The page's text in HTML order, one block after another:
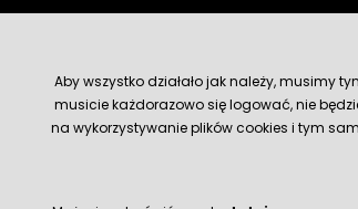
Aby wszystko działało jak należy, musimy
musicie każdorazowo się logować, nie
na wykorzystywanie plików cookies i tym